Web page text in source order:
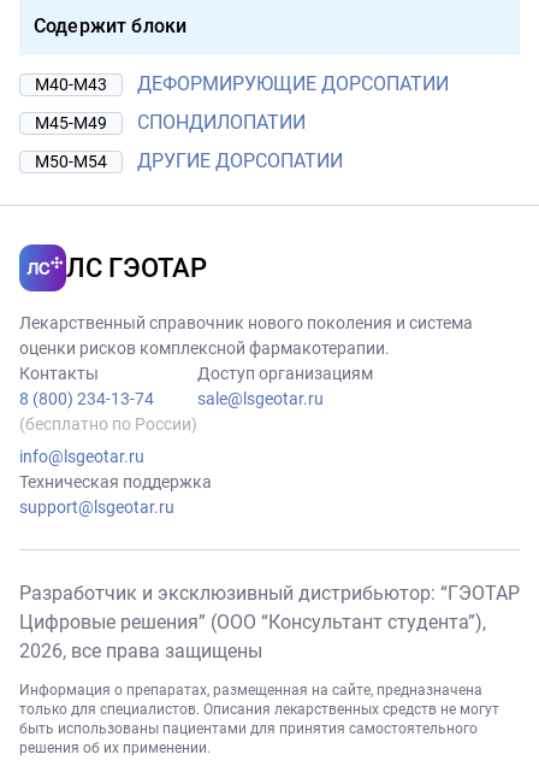
Содержит блоки
M40-M43 ДЕФОРМИРУЮЩИЕ ДОРСОПАТИИ
M45-M49 СПОНДИЛОПАТИИ
M50-M54 ДРУГИЕ ДОРСОПАТИИ
ЛС ГЭОТАР
Лекарственный справочник нового поколения и система
оценки рисков комплексной фармакотерапии.
Контакты
8 (800) 234-13-74
(бесплатно по России)
info@lsgeotar.ru
Доступ организациям
sale@lsgeotar.ru
Техническая поддержка
support@lsgeotar.ru
Разработчик и эксклюзивный дистрибьютор: “ГЭОТАР
Цифровые решения” (ООО “Консультант студента”),
2026, все права защищены
Информация о препаратах, размещенная на сайте, предназначена
только для специалистов. Описания лекарственных средств не могут
быть использованы пациентами для принятия самостоятельного
решения об их применении.